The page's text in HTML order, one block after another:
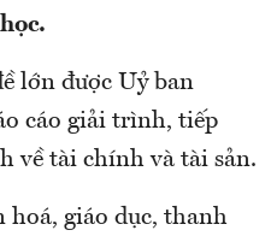
lớn được Uỷ ban
cáo giải trình, tiếp
về tài chính và tài sản.
hoá, giáo dục, thanh